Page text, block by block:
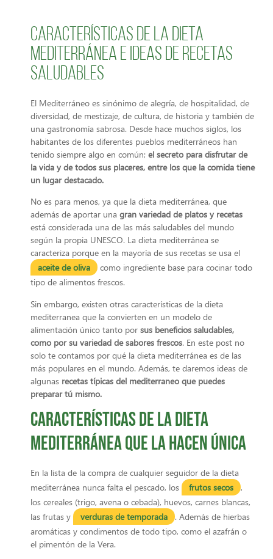
Características de la dieta
mediterránea e ideas de recetas
saludables
El Mediterráneo es sinónimo de alegría, de hospitalidad, de
diversidad, de mestizaje, de cultura, de historia y también de
una gastronomía sabrosa. Desde hace muchos siglos, los
habitantes de los diferentes pueblos mediterráneos han
tenido siempre algo en común; el secreto para disfrutar de
la vida y de todos sus placeres, entre los que la comida tiene
un lugar destacado.
No es para menos, ya que la dieta mediterránea, que
además de aportar una gran variedad de platos y recetas
está considerada una de las más saludables del mundo
según la propia UNESCO. La dieta mediterránea se
caracteriza porque en la mayoría de sus recetas se usa el
aceite de oliva
como ingrediente base para cocinar todo
tipo de alimentos frescos.
Sin embargo, existen otras características de la dieta
mediterranea que la convierten en un modelo de
alimentación único tanto por sus beneficios saludables,
como por su variedad de sabores frescos. En este post no
solo te contamos por qué la dieta mediterránea es de las
más populares en el mundo. Además, te daremos ideas de
algunas recetas típicas del mediterraneo que puedes
preparar tú mismo.
Características de la dieta
mediterránea que la hacen única
En la lista de la compra de cualquier seguidor de la dieta
mediterránea nunca falta el pescado, los
frutos secos
,
los cereales (trigo, avena o cebada), huevos, carnes blancas,
las frutas y
verduras de temporada
. Además de hierbas
aromáticas y condimentos de todo tipo, como el azafrán o
el pimentón de la Vera.